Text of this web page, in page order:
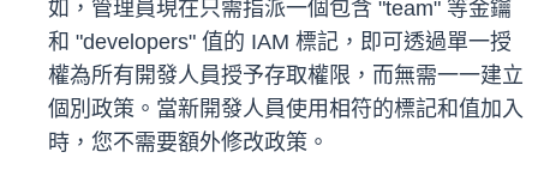
如，管理員現在只需指派一個包含 "team" 等金鑰
和 "developers" 值的 IAM 標記，即可透過單一授
權為所有開發人員授予存取權限，而無需一一建立
個別政策。當新開發人員使用相符的標記和值加入
時，您不需要額外修改政策。